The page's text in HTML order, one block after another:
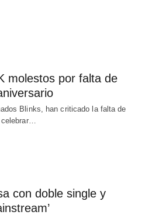
molestos por falta de
Blinks, han criticado la falta de
con doble single y